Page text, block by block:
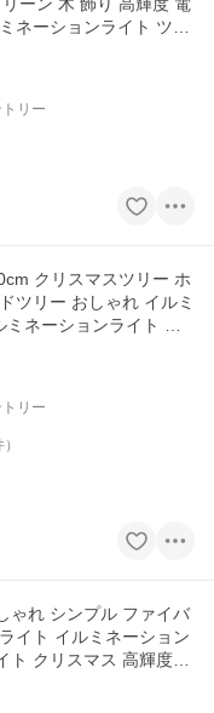
ネーションライト ツリ
リー
クリスマスツリー ホ
ゃれ イルミ
ネーションライト ツ
リー
）
ゃれ シンプル ファイバ
イト イルミネーション
クリスマス 高輝度LE